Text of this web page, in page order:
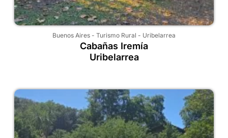
Buenos Aires - Turismo Rural - Uribelarrea
Cabañas Iremía
Uribelarrea